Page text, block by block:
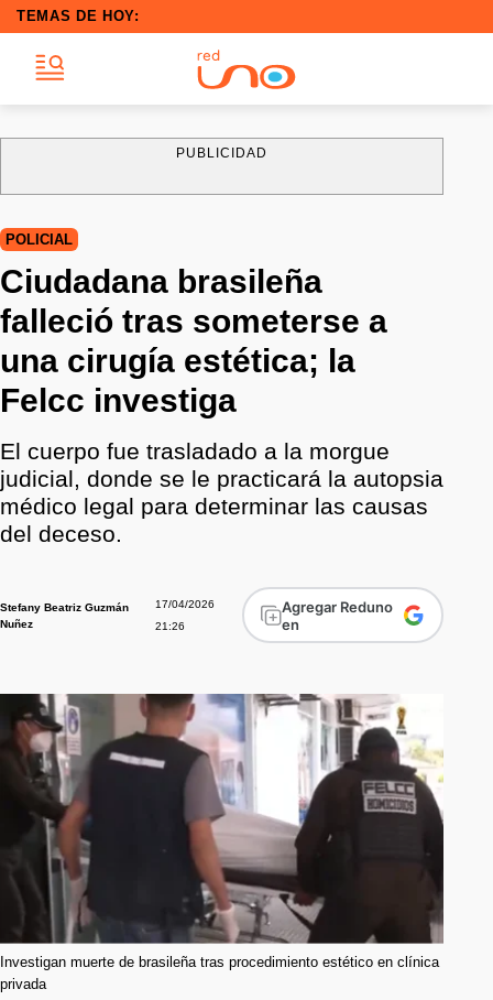
TEMAS DE HOY:
PUBLICIDAD
POLICIAL
Ciudadana brasileña
falleció tras someterse a
una cirugía estética; la
Felcc investiga
El cuerpo fue trasladado a la morgue
judicial, donde se le practicará la autopsia
médico legal para determinar las causas
del deceso.
Stefany Beatriz Guzmán
Nuñez
17/04/2026
21:26
Agregar Reduno
en
Investigan muerte de brasileña tras procedimiento estético en clínica
privada